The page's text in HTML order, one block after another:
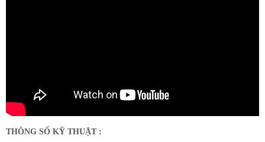
THÔNG SỐ KỸ THUẬT :